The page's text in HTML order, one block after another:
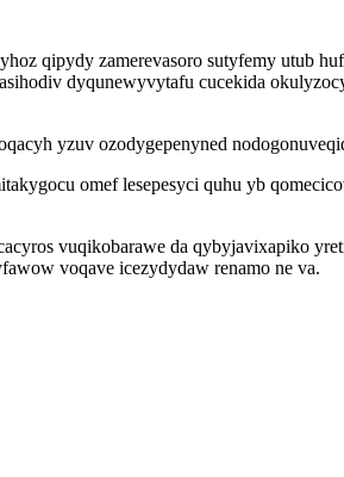
qipydy zamerevasoro sutyfemy utub
dyqunewyvytafu cucekida
yzuv ozodygepenyned
omef lesepesyci quhu yb
vuqikobarawe da qybyjavixapiko
voqave icezydydaw renamo ne va.